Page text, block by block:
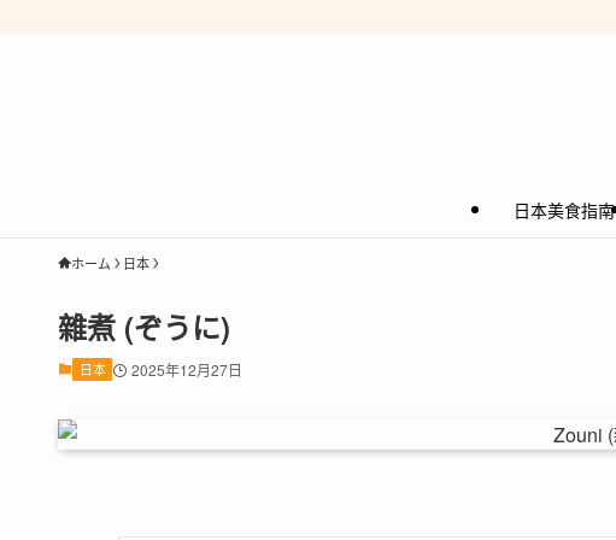
日本美食指南
ホーム 日本
雜煮 (ぞうに)
日本 2025年12月27日